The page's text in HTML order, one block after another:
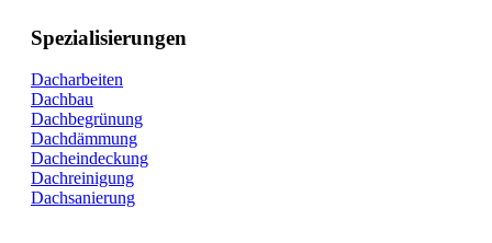
Spezialisierungen
Dacharbeiten
Dachbau
Dachbegrünung
Dachdämmung
Dacheindeckung
Dachreinigung
Dachsanierung